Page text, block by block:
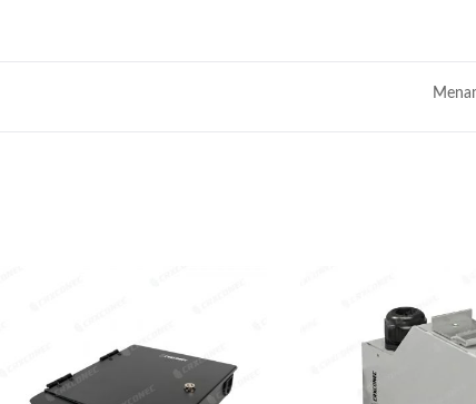
Panel Serat Optik LGX 3 Slot 4PPoE